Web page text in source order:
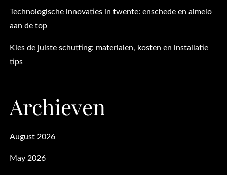
Technologische innovaties in twente: enschede en almelo
aan de top
Kies de juiste schutting: materialen, kosten en installatie
tips
Archieven
August 2026
May 2026